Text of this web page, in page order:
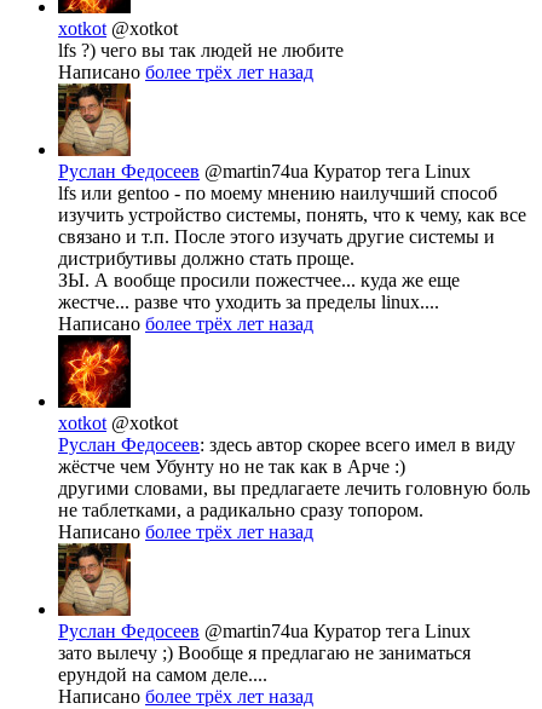
xotkot @xotkot
lfs ?) чего вы так людей не любите
Написано более трёх лет назад
Руслан Федосеев @martin74ua Куратор тега Linux
lfs или gentoo - по моему мнению наилучший способ
изучить устройство системы, понять, что к чему, как все
связано и т.п. После этого изучать другие системы и
дистрибутивы должно стать проще.
ЗЫ. А вообще просили пожестчее... куда же еще
жестче... разве что уходить за пределы linux....
Написано более трёх лет назад
xotkot @xotkot
Руслан Федосеев: здесь автор скорее всего имел в виду
жёстче чем Убунту но не так как в Арче :)
другими словами, вы предлагаете лечить головную боль
не таблетками, а радикально сразу топором.
Написано более трёх лет назад
Руслан Федосеев @martin74ua Куратор тега Linux
зато вылечу ;) Вообще я предлагаю не заниматься
ерундой на самом деле....
Написано более трёх лет назад